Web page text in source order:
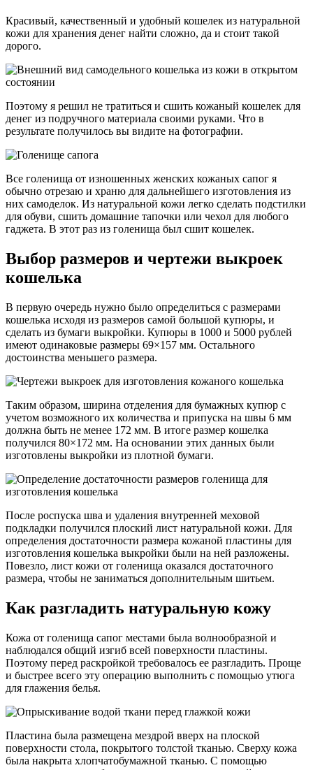
Красивый, качественный и удобный кошелек из натуральной
кожи для хранения денег найти сложно, да и стоит такой
дорого.
Поэтому я решил не тратиться и сшить кожаный кошелек для
денег из подручного материала своими руками. Что в
результате получилось вы видите на фотографии.
Все голенища от изношенных женских кожаных сапог я
обычно отрезаю и храню для дальнейшего изготовления из
них самоделок. Из натуральной кожи легко сделать подстилки
для обуви, сшить домашние тапочки или чехол для любого
гаджета. В этот раз из голенища был сшит кошелек.
Выбор размеров и чертежи выкроек
кошелька
В первую очередь нужно было определиться с размерами
кошелька исходя из размеров самой большой купюры, и
сделать из бумаги выкройки. Купюры в 1000 и 5000 рублей
имеют одинаковые размеры 69×157 мм. Остального
достоинства меньшего размера.
Таким образом, ширина отделения для бумажных купюр с
учетом возможного их количества и припуска на швы 6 мм
должна быть не менее 172 мм. В итоге размер кошелка
получился 80×172 мм. На основании этих данных были
изготовлены выкройки из плотной бумаги.
После роспуска шва и удаления внутренней меховой
подкладки получился плоский лист натуральной кожи. Для
определения достаточности размера кожаной пластины для
изготовления кошелька выкройки были на ней разложены.
Повезло, лист кожи от голенища оказался достаточного
размера, чтобы не заниматься дополнительным шитьем.
Как разгладить натуральную кожу
Кожа от голенища сапог местами была волнообразной и
наблюдался общий изгиб всей поверхности пластины.
Поэтому перед раскройкой требовалось ее разгладить. Проще
и быстрее всего эту операцию выполнить с помощью утюга
для глажения белья.
Пластина была размещена мездрой вверх на плоской
поверхности стола, покрытого толстой тканью. Сверху кожа
была накрыта хлопчатобумажной тканью. С помощью